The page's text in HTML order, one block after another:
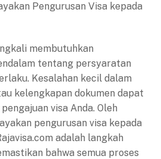
Pengurusan Visa kepada
membutuhkan
tentang persyaratan
Kesalahan kecil dalam
kelengkapan dokumen dapat
visa Anda. Oleh
pengurusan visa kepada
adalah langkah
bahwa semua proses